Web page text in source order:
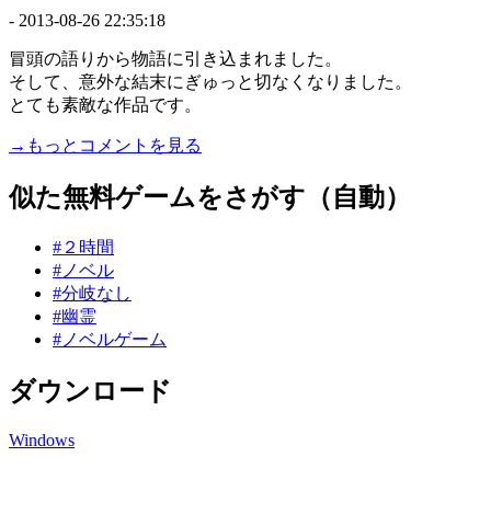
- 2013-08-26 22:35:18
冒頭の語りから物語に引き込まれました。
そして、意外な結末にぎゅっと切なくなりました。
とても素敵な作品です。
→もっとコメントを見る
似た無料ゲームをさがす（自動）
#２時間
#ノベル
#分岐なし
#幽霊
#ノベルゲーム
ダウンロード
Windows